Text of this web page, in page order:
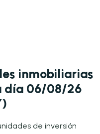
inmobiliarias
día 06/08/26
de inversión